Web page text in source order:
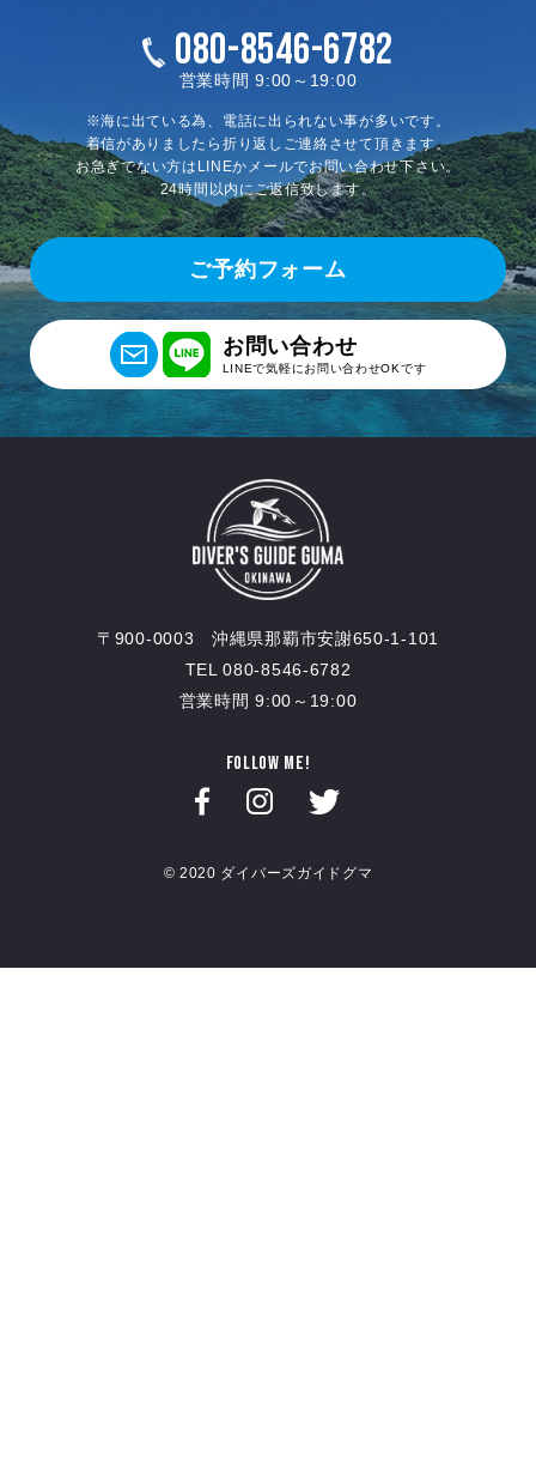
080-8546-6782
営業時間 9:00～19:00
※海に出ている為、電話に出られない事が多いです。
着信がありましたら折り返しご連絡させて頂きます。
お急ぎでない方はLINEかメールでお問い合わせ下さい。
24時間以内にご返信致します。
ご予約フォーム
お問い合わせ
LINEで気軽にお問い合わせOKです
〒900-0003 沖縄県那覇市安謝650-1-101
TEL 080-8546-6782
営業時間 9:00～19:00
FOLLOW ME!
© 2020 ダイバーズガイドグマ